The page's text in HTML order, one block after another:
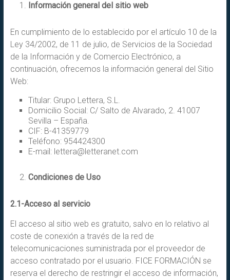
Información general del sitio web
En cumplimiento de lo establecido por el artículo 10 de la
Ley 34/2002, de 11 de julio, de Servicios de la Sociedad
de la Información y de Comercio Electrónico, a
continuación, ofrecemos la información general del Sitio
Web:
Titular: Grupo Lettera, S.L.
Domicilio Social: C/ Salto de Alvarado, 2. 41007
Sevilla – España.
CIF: B-41359779
Teléfono: 954424300
E-mail: lettera@letteranet.com
Condiciones de Uso
2.1-Acceso al servicio
El acceso al sitio web es gratuito, salvo en lo relativo al
coste de conexión a través de la red de
telecomunicaciones suministrada por el proveedor de
acceso contratado por el usuario. FICE FORMACIÓN se
reserva el derecho de restringir el acceso de información,